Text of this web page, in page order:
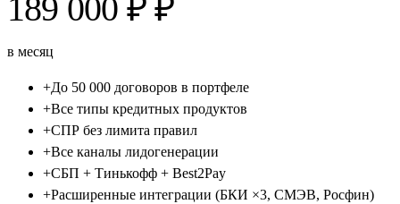
189 000 ₽ ₽
в месяц
+До 50 000 договоров в портфеле
+Все типы кредитных продуктов
+СПР без лимита правил
+Все каналы лидогенерации
+СБП + Тинькофф + Best2Pay
+Расширенные интеграции (БКИ ×3, СМЭВ, Росфин)